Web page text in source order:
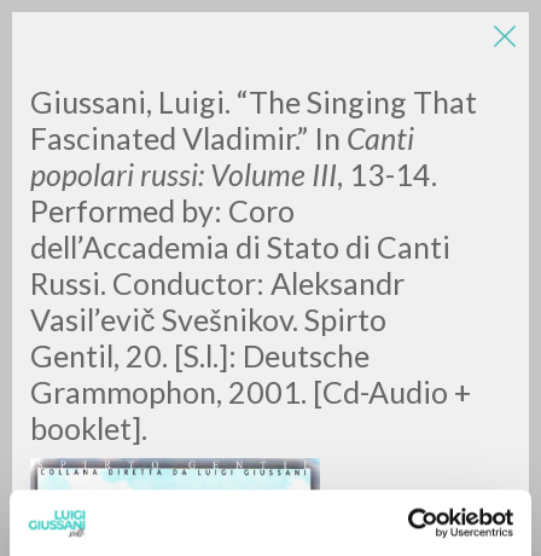
Giussani, Luigi. “The Singing That
Fascinated Vladimir.” In Canti
popolari russi: Volume III, 13-14.
Performed by: Coro
dell’Accademia di Stato di Canti
Russi. Conductor: Aleksandr
Vasil’evič Svešnikov. Spirto
Gentil, 20. [S.l.]: Deutsche
Grammophon, 2001. [Cd-Audio +
booklet].
0RESULTS FOUND
MORE RESULTS